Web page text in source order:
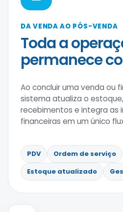
DA VENDA AO PÓS-VENDA
Toda a
permanece
Ao concluir uma venda ou
sistema atualiza o
recebimentos e integra as
financeiras em um único
PDV
Ordem de serviço
Estoque atualizado